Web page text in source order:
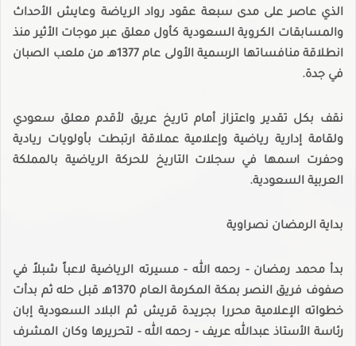
الذي عاصر على مدى سبعة عقود رواد الرياضة وعايش الأحداث
والمسابقات الكروية السعودية كأول معلق عبر موجات الأثير منذ
انطلاقة منافساتها الرسمية الأولى عام 1377هـ من ملعب الصبان
في جدة.
نقف بكل تقدير واعتزاز أمام تاريخ عريق لأقدم معلق سعودي
ولقامة إدارية رياضية وإعلامية عملاقة ارتبطت بأولويات ريادية
وحفرت اسمها في سجلات التاريخ للحركة الرياضية بالمملكة
العربية السعودية.
بداية الرمضان نصراوية
بدأ محمد رمضان - رحمه الله - مسيرته الرياضية لاعباً شبلاً في
صفوف فريق النصر بمكة المكرمة العام 1370هـ قبل حله ثم بدأت
خطواته الإعلامية محررا بجريدة قريش ثم البلاد السعودية إبان
رئاسة الأستاذ عبدالله عريف - رحمه الله - لتحريرها وكان المشرف